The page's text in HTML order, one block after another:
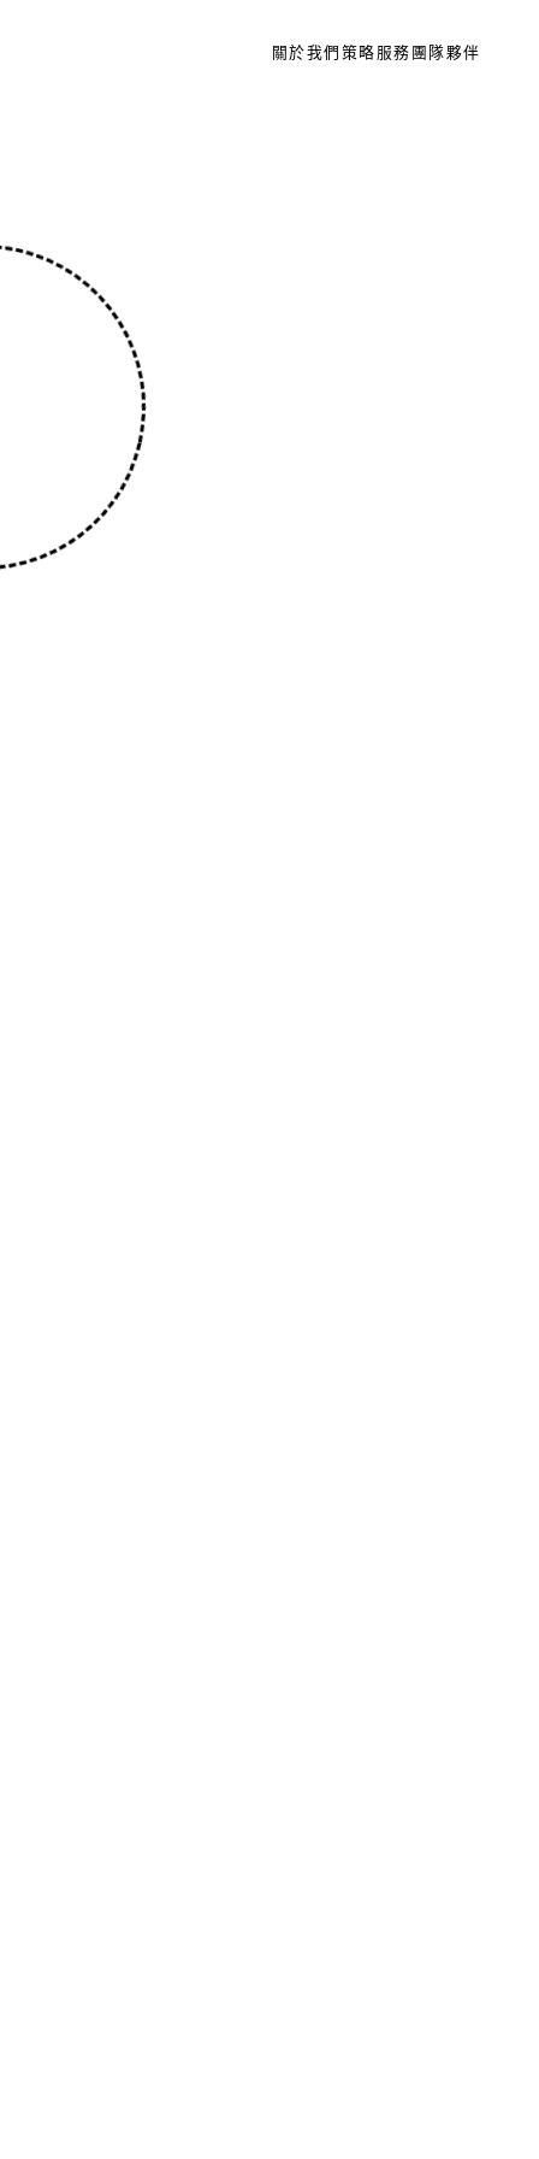
關於我們策略服務團隊夥伴